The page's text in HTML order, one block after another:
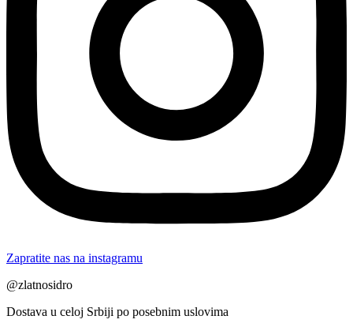
Zapratite nas na instagramu
@zlatnosidro
Dostava u celoj Srbiji po posebnim uslovima